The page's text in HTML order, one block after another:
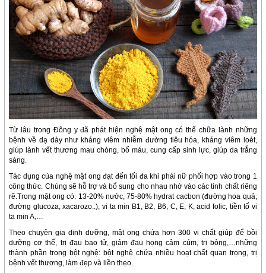
Từ lâu trong Đông y đã phát hiện nghệ mật ong có thể chữa lành những
bệnh về dạ dày như kháng viêm nhiễm đường tiêu hóa, kháng viêm loét,
giúp lành vết thương mau chóng, bổ máu, cung cấp sinh lực, giúp da trắng
sáng.
Tác dụng của nghệ mật ong đạt đến tối đa khi phái nữ phối hợp vào trong 1
công thức. Chúng sẽ hỗ trợ và bổ sung cho nhau nhờ vào các tính chất riêng
rẽ.Trong mật ong có: 13-20% nước, 75-80% hydrat cacbon (đường hoa quả,
đường glucoza, xacarozo..), vi ta min B1, B2, B6, C, E, K, acid folic, tiền tố vi
ta min A,…
Theo chuyên gia dinh dưỡng, mật ong chứa hơn 300 vi chất giúp để bồi
dưỡng cơ thể, trị đau bao tử, giảm đau họng cảm cúm, trị bỏng,…những
thành phần trong bột nghệ: bột nghệ chứa nhiều hoạt chất quan trọng, trị
bệnh vết thương, làm đẹp và liền thẹo.